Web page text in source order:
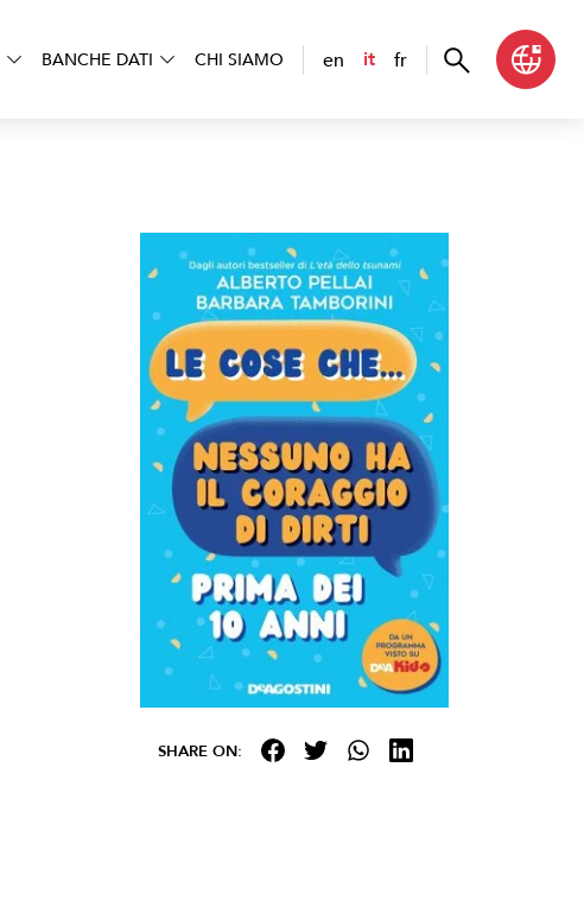
BANCHE DATI CHI SIAMO en it fr
SHARE ON: